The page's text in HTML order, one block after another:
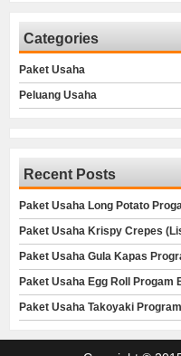
Categories
Paket Usaha
Peluang Usaha
Recent Posts
Paket Usaha Long Potato
Paket Usaha Krispy Crepes
Paket Usaha Gula Kapas
Paket Usaha Egg Roll Progam
Paket Usaha Takoyaki